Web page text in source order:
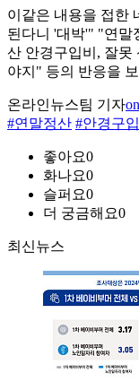
이같은 내용을 접한
된다니 '대박'" "연말
산 안경구입비, 잘못
야지" 등의 반응을
온라인뉴스팀 기자
#연말정산 #안경구입
좋아요0
화나요0
슬퍼요0
더 궁금해요0
최신뉴스